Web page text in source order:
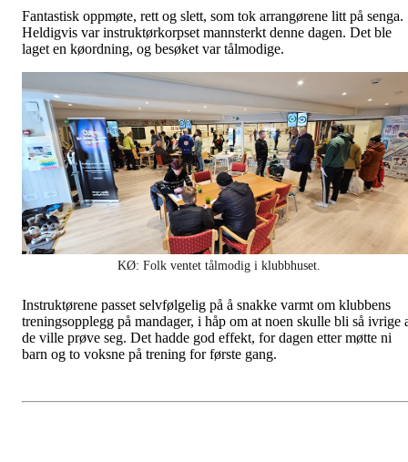
Fantastisk oppmøte, rett og slett, som tok arrangørene litt på senga.
Heldigvis var instruktørkorpset mannsterkt denne dagen. Det ble
laget en køordning, og besøket var tålmodige.
KØ: Folk ventet tålmodig i klubbhuset.
Instruktørene passet selvfølgelig på å snakke varmt om klubbens
treningsopplegg på mandager, i håp om at noen skulle bli så ivrige
de ville prøve seg. Det hadde god effekt, for dagen etter møtte ni
barn og to voksne på trening for første gang.